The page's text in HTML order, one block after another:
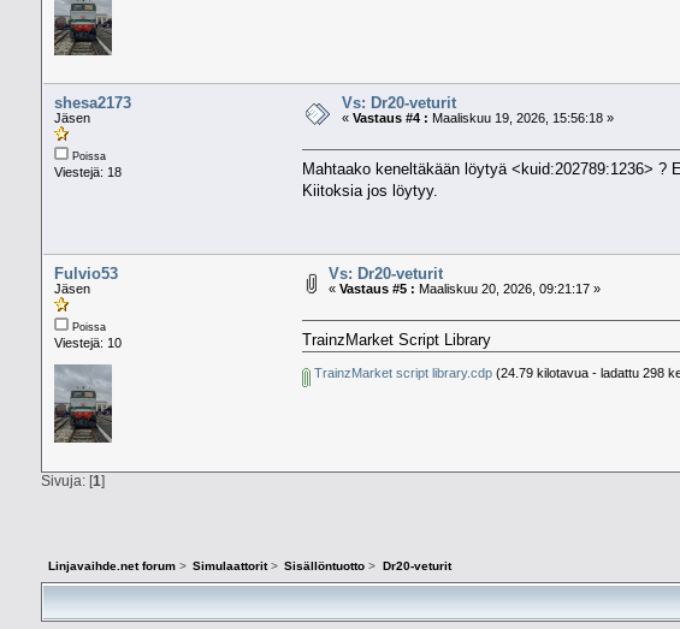
shesa2173
Jäsen
Poissa
Viestejä: 18
Vs: Dr20-veturit
« Vastaus #4 : Maaliskuu 19, 2026, 15:56:18 »
Mahtaako keneltäkään löytyä <kuid:202789:1236> ?
Kiitoksia jos löytyy.
Fulvio53
Jäsen
Poissa
Viestejä: 10
Vs: Dr20-veturit
« Vastaus #5 : Maaliskuu 20, 2026, 09:21:17 »
TrainzMarket Script Library
TrainzMarket script library.cdp (24.79 kilotavua - ladattu 298
Sivuja: [1]
Linjavaihde.net forum > Simulaattorit> Sisällöntuotto > Dr20-veturit